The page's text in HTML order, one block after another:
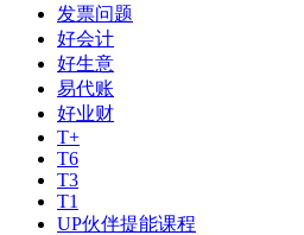
发票问题
好会计
好生意
易代账
好业财
T+
T6
T3
T1
UP伙伴提能课程